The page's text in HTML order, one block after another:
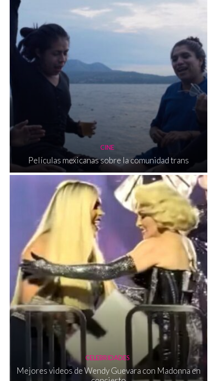
CINE
Películas mexicanas sobre la comunidad trans
CELEBRIDADES
Mejores videos de Wendy Guevara con Madonna en